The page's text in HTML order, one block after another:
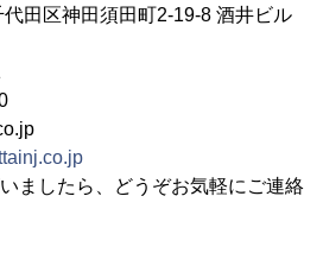
田区神田須田町2-19-8 酒井ビル
ましたら、どうぞお気軽にご連絡